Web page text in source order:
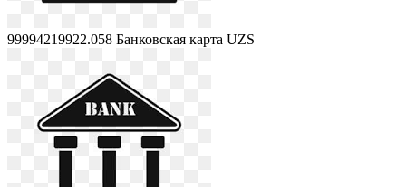
99994219922.058 Банковская карта UZS